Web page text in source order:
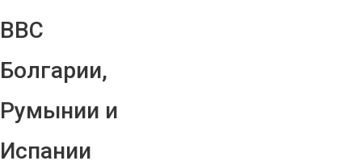
ВВС
Болгарии,
Румынии и
Испании